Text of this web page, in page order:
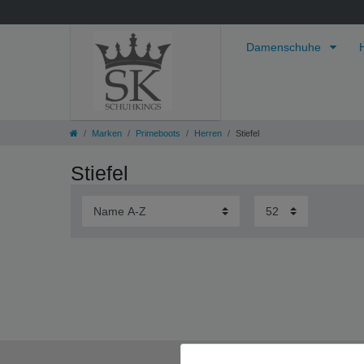
Damenschuhe
Marken Primeboots Herren Stiefel
Stiefel